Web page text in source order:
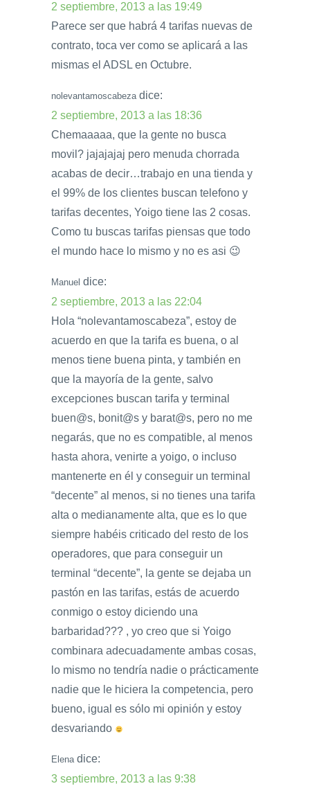
2 septiembre, 2013 a las 19:49
Parece ser que habrá 4 tarifas nuevas de
contrato, toca ver como se aplicará a las
mismas el ADSL en Octubre.
nolevantamoscabeza dice:
2 septiembre, 2013 a las 18:36
Chemaaaaa, que la gente no busca
movil? jajajajaj pero menuda chorrada
acabas de decir…trabajo en una tienda y
el 99% de los clientes buscan telefono y
tarifas decentes, Yoigo tiene las 2 cosas.
Como tu buscas tarifas piensas que todo
el mundo hace lo mismo y no es asi 😉
Manuel dice:
2 septiembre, 2013 a las 22:04
Hola “nolevantamoscabeza”, estoy de
acuerdo en que la tarifa es buena, o al
menos tiene buena pinta, y también en
que la mayoría de la gente, salvo
excepciones buscan tarifa y terminal
buen@s, bonit@s y barat@s, pero no me
negarás, que no es compatible, al menos
hasta ahora, venirte a yoigo, o incluso
mantenerte en él y conseguir un terminal
“decente” al menos, si no tienes una tarifa
alta o medianamente alta, que es lo que
siempre habéis criticado del resto de los
operadores, que para conseguir un
terminal “decente”, la gente se dejaba un
pastón en las tarifas, estás de acuerdo
conmigo o estoy diciendo una
barbaridad??? , yo creo que si Yoigo
combinara adecuadamente ambas cosas,
lo mismo no tendría nadie o prácticamente
nadie que le hiciera la competencia, pero
bueno, igual es sólo mi opinión y estoy
desvariando
Elena dice:
3 septiembre, 2013 a las 9:38